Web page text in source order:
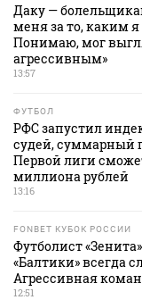
Даку —
меня за то, каким я
Понимаю, мог
агрессивным»
13:57
ФУТБОЛ
РФС запустил
судей, суммарный
Первой лиги
миллиона рублей
13:16
FONBET КУБОК РОССИИ
Футболист
«Балтики» всегда
Агрессивная
12:51